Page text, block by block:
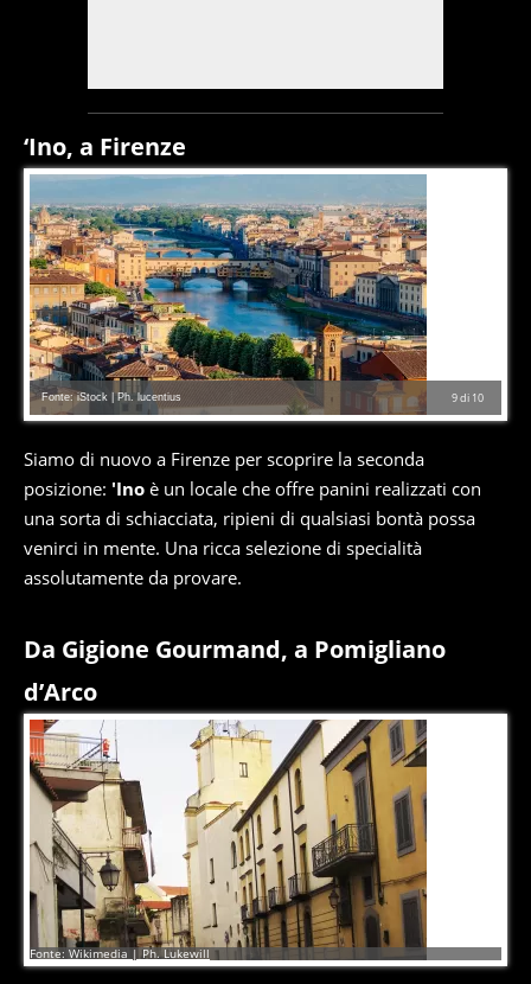
‘Ino, a Firenze
9di 10
Fonte: iStock | Ph. lucentius
Siamo di nuovo a Firenze per scoprire la seconda
posizione: 'Ino è un locale che offre panini realizzati con
una sorta di schiacciata, ripieni di qualsiasi bontà possa
venirci in mente. Una ricca selezione di specialità
assolutamente da provare.
Da Gigione Gourmand, a Pomigliano
d’Arco
Fonte: Wikimedia | Ph. Lukewill